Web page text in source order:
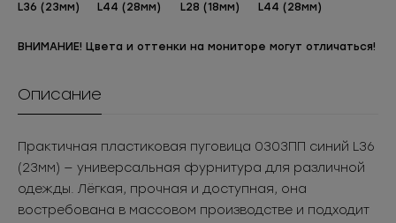
L36 (23мм) L44 (28мм) L28 (18мм) L44 (28мм)
ВНИМАНИЕ! Цвета и оттенки на мониторе могут отличаться!
Описание
Практичная пластиковая пуговица 0303ПП синий L36
(23мм) — универсальная фурнитура для различной
одежды. Лёгкая, прочная и доступная, она
востребована в массовом производстве и подходит